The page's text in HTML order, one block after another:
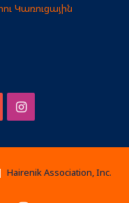
Կառուցային
Instagram
Hairenik Association, Inc.